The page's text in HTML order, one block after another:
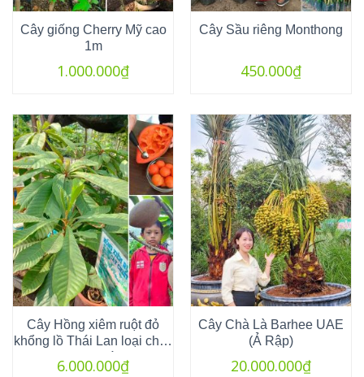
Cây giống Cherry Mỹ cao
1m
1.000.000₫
Cây Sầu riêng Monthong
450.000₫
Cây Hồng xiêm ruột đỏ
khổng lồ Thái Lan loại chiết
6.000.000₫
Cây Chà Là Barhee UAE
(Ả Rập)
20.000.000₫